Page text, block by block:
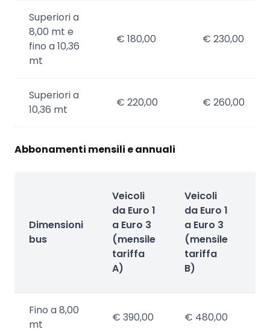
Superiori a
8,00 mt e
fino a 10,36
mt
€ 180,00 € 230,00
Superiori a
10,36 mt
€ 220,00 € 260,00
Abbonamenti mensili e annuali
Dimensioni
bus
Veicoli
da Euro 1
a Euro 3
(mensile
tariffa
A)
Veicoli
da Euro 1
a Euro 3
(mensile
tariffa
B)
Fino a 8,00
mt
€ 390,00 € 480,00